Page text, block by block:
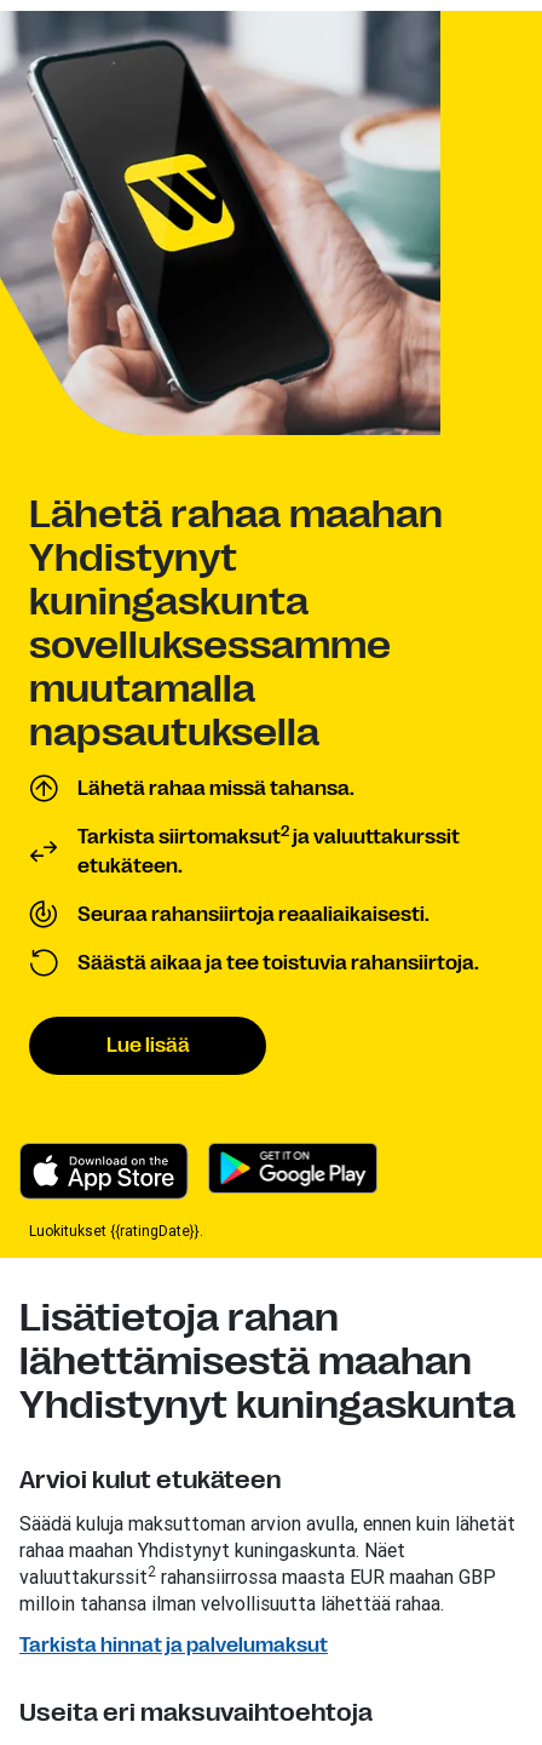
Lähetä rahaa maahan
Yhdistynyt
kuningaskunta
sovelluksessamme
muutamalla
napsautuksella
Lähetä rahaa missä tahansa.
Tarkista siirtomaksut2 ja valuuttakurssit
etukäteen.
Seuraa rahansiirtoja reaaliaikaisesti.
Säästä aikaa ja tee toistuvia rahansiirtoja.
Lue lisää
Luokitukset {{ratingDate}}.
Lisätietoja rahan
lähettämisestä maahan
Yhdistynyt kuningaskunta
Arvioi kulut etukäteen
Säädä kuluja maksuttoman arvion avulla, ennen kuin lähetät
rahaa maahan Yhdistynyt kuningaskunta. Näet
valuuttakurssit2 rahansiirrossa maasta EUR maahan GBP
milloin tahansa ilman velvollisuutta lähettää rahaa.
Tarkista hinnat ja palvelumaksut
Useita eri maksuvaihtoehtoja